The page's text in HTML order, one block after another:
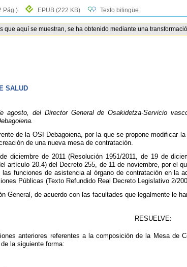
Pág.) EPUB (222 KB) Texto bilingüe
que aquí se muestran, se ha obtenido mediante una
SALUD
agosto, del Director General de Osakidetza-Servicio
de la OSI Debagoiena, por la que se propone modificar
de una nueva mesa de contratación.
diciembre de 2011 (Resolución 1951/2011, de 19 de
artículo 20.4) del Decreto 255, de 11 de noviembre, por
funciones de asistencia al órgano de contratación en la
Públicas (Texto Refundido Real Decreto Legislativo 2/
General, de acuerdo con las facultades que legalmente le
RESUELVE:
anteriores referentes a la composición de la Mesa de
la siguiente forma: